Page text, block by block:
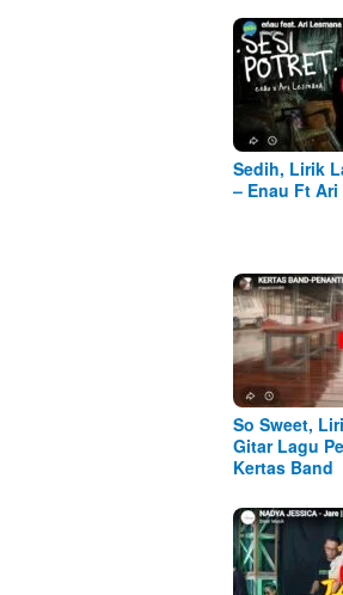
Sedih, Lirik
– Enau Ft Ari
So Sweet,
Gitar Lagu
Kertas Band